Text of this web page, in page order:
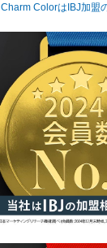
Charm ColorはIBJ加盟